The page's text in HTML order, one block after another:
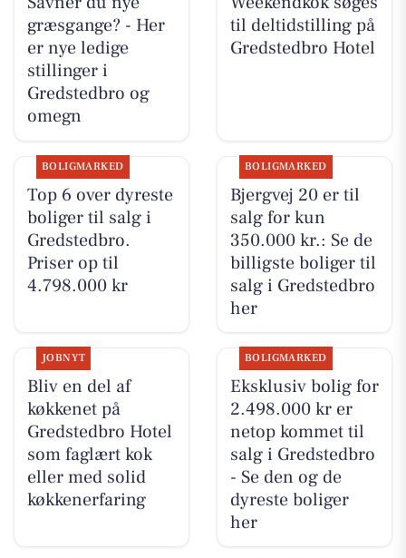
græsgange? - Her
er nye ledige
stillinger i
Gredstedbro og
omegn
til deltidstilling på
Gredstedbro Hotel
BOLIGMARKED
Top 6 over dyreste
boliger til salg i
Gredstedbro.
Priser op til
4.798.000 kr
BOLIGMARKED
Bjergvej 20 er til
salg for kun
350.000 kr.: Se de
billigste boliger til
salg i Gredstedbro
her
JOBNYT
Bliv en del af
køkkenet på
Gredstedbro Hotel
som faglært kok
eller med solid
køkkenerfaring
BOLIGMARKED
Eksklusiv bolig for
2.498.000 kr er
netop kommet til
salg i Gredstedbro
- Se den og de
dyreste boliger
her